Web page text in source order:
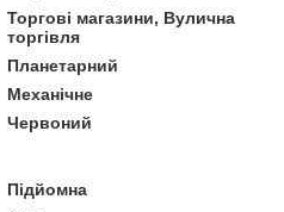
Торгові магазини, Вулична
торгівля
Планетарний
Механічне
Червоний
Підйомна